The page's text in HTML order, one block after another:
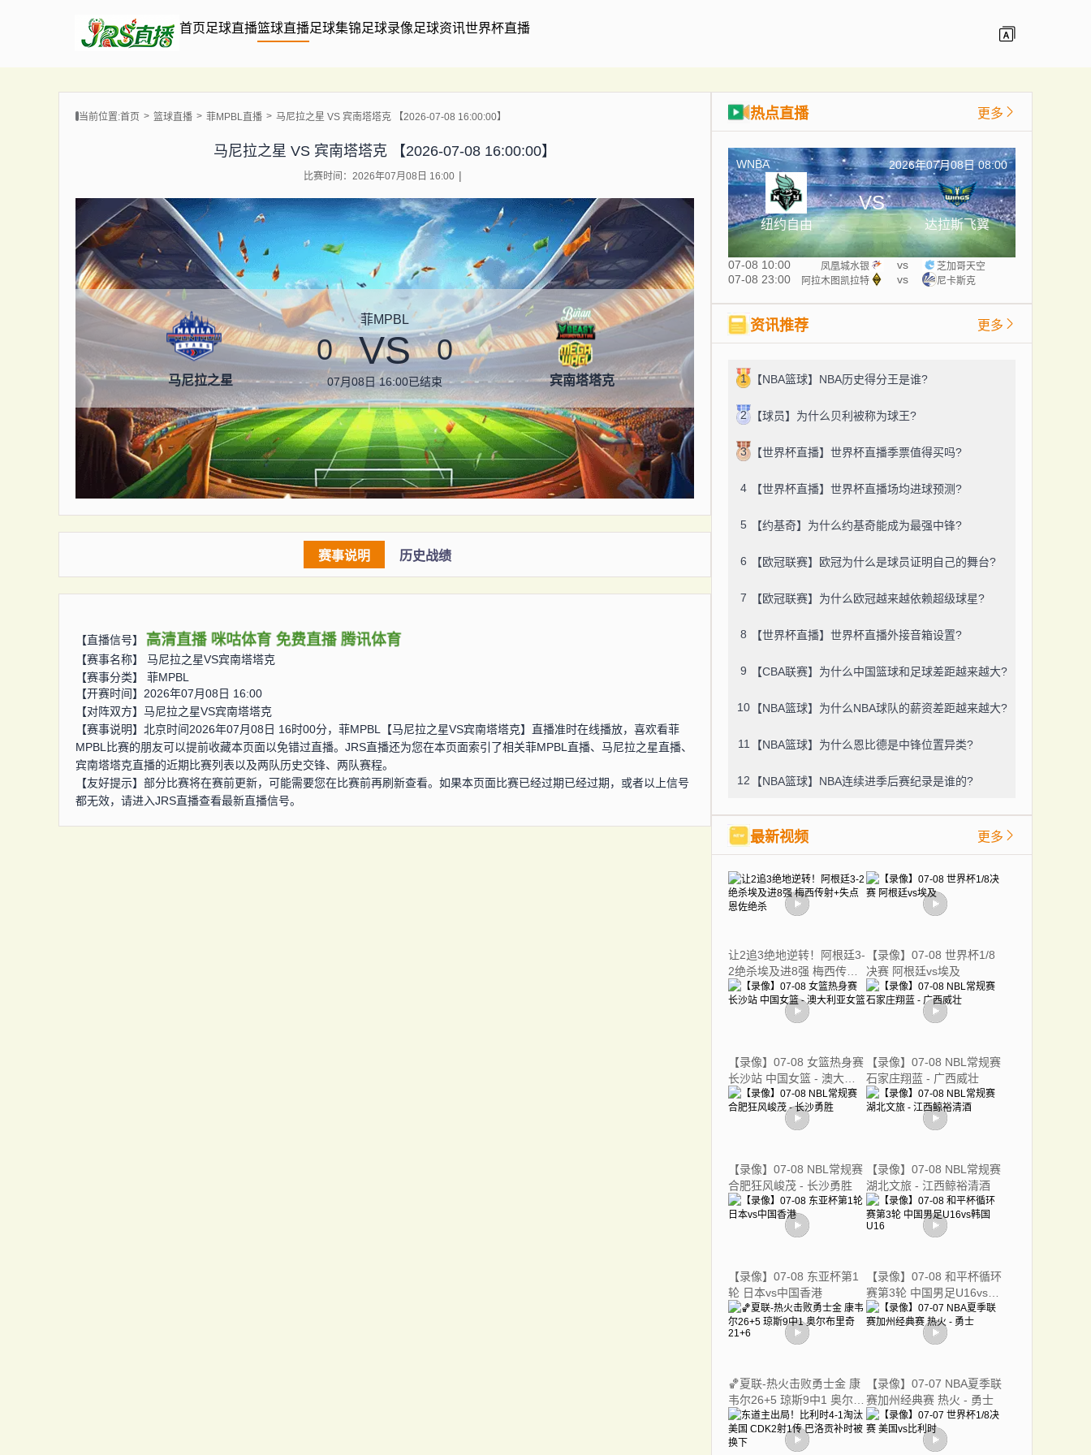
首页足球直播篮球直播足球集锦足球录像足球资讯世界杯直播
当前位置:首页 篮球直播 菲MPBL直播 马尼拉之星 VS 宾南塔塔克 【2026-07-08 16:00:00】
马尼拉之星 VS 宾南塔塔克 【2026-07-08 16:00:00】
比赛时间：2026年07月08日 16:00
马尼拉之星
菲MPBL
0 VS 0
07月08日 16:00已结束 宾南塔塔克
赛事说明 历史战绩
【直播信号】 高清直播 咪咕体育 免费直播 腾讯体育
【赛事名称】 马尼拉之星VS宾南塔塔克
【赛事分类】 菲MPBL
【开赛时间】2026年07月08日 16:00
【对阵双方】 马尼拉之星VS宾南塔塔克
【赛事说明】北京时间2026年07月08日 16时00分，菲MPBL【马尼拉之星VS宾南塔塔克】直播准时在线播放，喜欢看菲
MPBL比赛的朋友可以提前收藏本页面以免错过直播。JRS直播还为您在本页面索引了相关菲MPBL直播、马尼拉之星直播、
宾南塔塔克直播的近期比赛列表以及两队历史交锋、两队赛程。
【友好提示】部分比赛将在赛前更新，可能需要您在比赛前再刷新查看。如果本页面比赛已经过期已经过期，或者以上信号
都无效，请进入JRS直播查看最新直播信号。
热点直播 更多
WNBA 2026年07月08日 08:00
纽约自由
VS
达拉斯飞翼
07-08 10:00 凤凰城水银 vs 芝加哥天空
07-08 23:00 阿拉木图凯拉特 vs 尼卡斯克
资讯推荐 更多
1 【NBA篮球】NBA历史得分王是谁?
2 【球员】为什么贝利被称为球王?
3 【世界杯直播】世界杯直播季票值得买吗?
4 【世界杯直播】世界杯直播场均进球预测?
5 【约基奇】为什么约基奇能成为最强中锋?
6 【欧冠联赛】欧冠为什么是球员证明自己的舞台?
7 【欧冠联赛】为什么欧冠越来越依赖超级球星?
8 【世界杯直播】世界杯直播外接音箱设置?
9 【CBA联赛】为什么中国篮球和足球差距越来越大?
10 【NBA篮球】为什么NBA球队的薪资差距越来越大?
11 【NBA篮球】为什么恩比德是中锋位置异类?
12 【NBA篮球】NBA连续进季后赛纪录是谁的?
最新视频 更多
让2追3绝地逆转！阿根廷3-
2绝杀埃及进8强 梅西传射
+失点恩佐绝杀
【录像】07-08 世界杯1/8
决赛 阿根廷vs埃及
【录像】07-08 女篮热身赛
长沙站 中国女篮 - 澳大利
亚女篮
【录像】07-08 NBL常规赛
石家庄翔蓝 - 广西威壮
【录像】07-08 NBL常规赛
合肥狂风峻茂 - 长沙勇胜
【录像】07-08 NBL常规赛
湖北文旅 - 江西鲸裕清酒
【录像】07-08 东亚杯第1
轮 日本vs中国香港
【录像】07-08 和平杯循环
赛第3轮 中国男足U16vs韩
国U16
🏀夏联-热火击败勇士金 康
韦尔26+5 琼斯9中1 奥尔布
里奇21+6
【录像】07-07 NBA夏季联
赛加州经典赛 热火 - 勇士